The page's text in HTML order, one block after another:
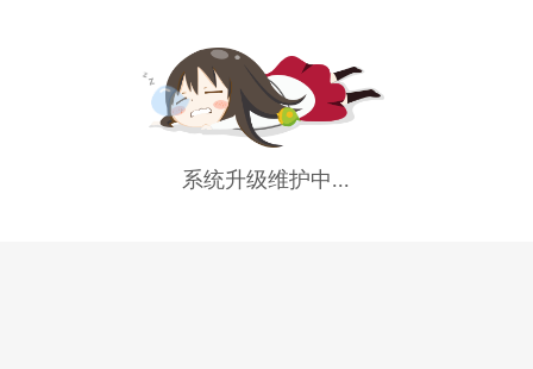
系统升级维护中...